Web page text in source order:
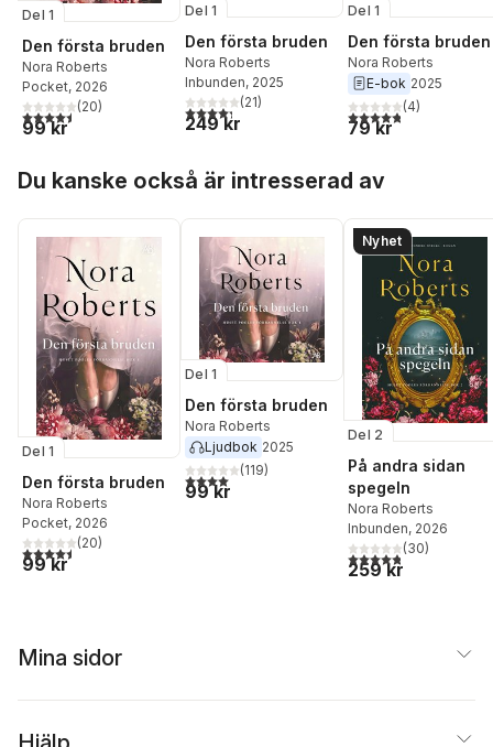
Del 1
Den första bruden
Nora Roberts
Pocket, 2026
4,5utav 5 stjärnor. Totalt antal röster:
(20)
99 kr
Del 1
Den första bruden
Nora Roberts
Inbunden, 2025
4,3utav 5 stjärnor. Totalt antal röster:
(21)
249 kr
Del 1
Den första bruden
Nora Roberts
E-bok 2025
4,8utav 5 stjärnor.
(4)
79 kr
Du kanske också är intresserad av
Del 1
Den första bruden
Nora Roberts
Pocket, 2026
4,5utav 5 stjärnor. Totalt antal röster:
(20)
99 kr
Del 1
Den första bruden
Nora Roberts
Ljudbok 2025
4,0utav 5 stjärnor. Totalt antal röster:
(119)
99 kr
Nyhet
Del 2
På andra sidan
spegeln
Nora Roberts
Inbunden, 2026
4,8utav 5 stjärnor.
(30)
259 kr
Mina sidor